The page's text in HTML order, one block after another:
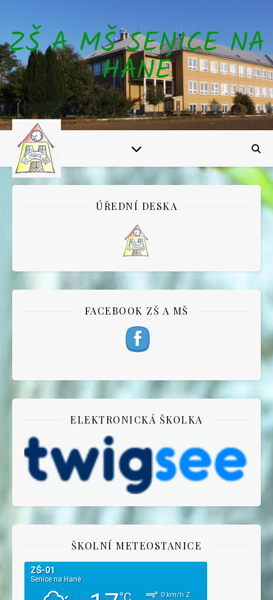
ZŠ A MŠ SENICE NA
HANÉ
ÚŘEDNÍ DESKA
FACEBOOK ZŠ A MŠ
ELEKTRONICKÁ ŠKOLKA
ŠKOLNÍ METEOSTANICE